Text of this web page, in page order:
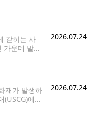
갇히는 사
운데 발생
2026.07.24
재가 발생하
에
2026.07.24